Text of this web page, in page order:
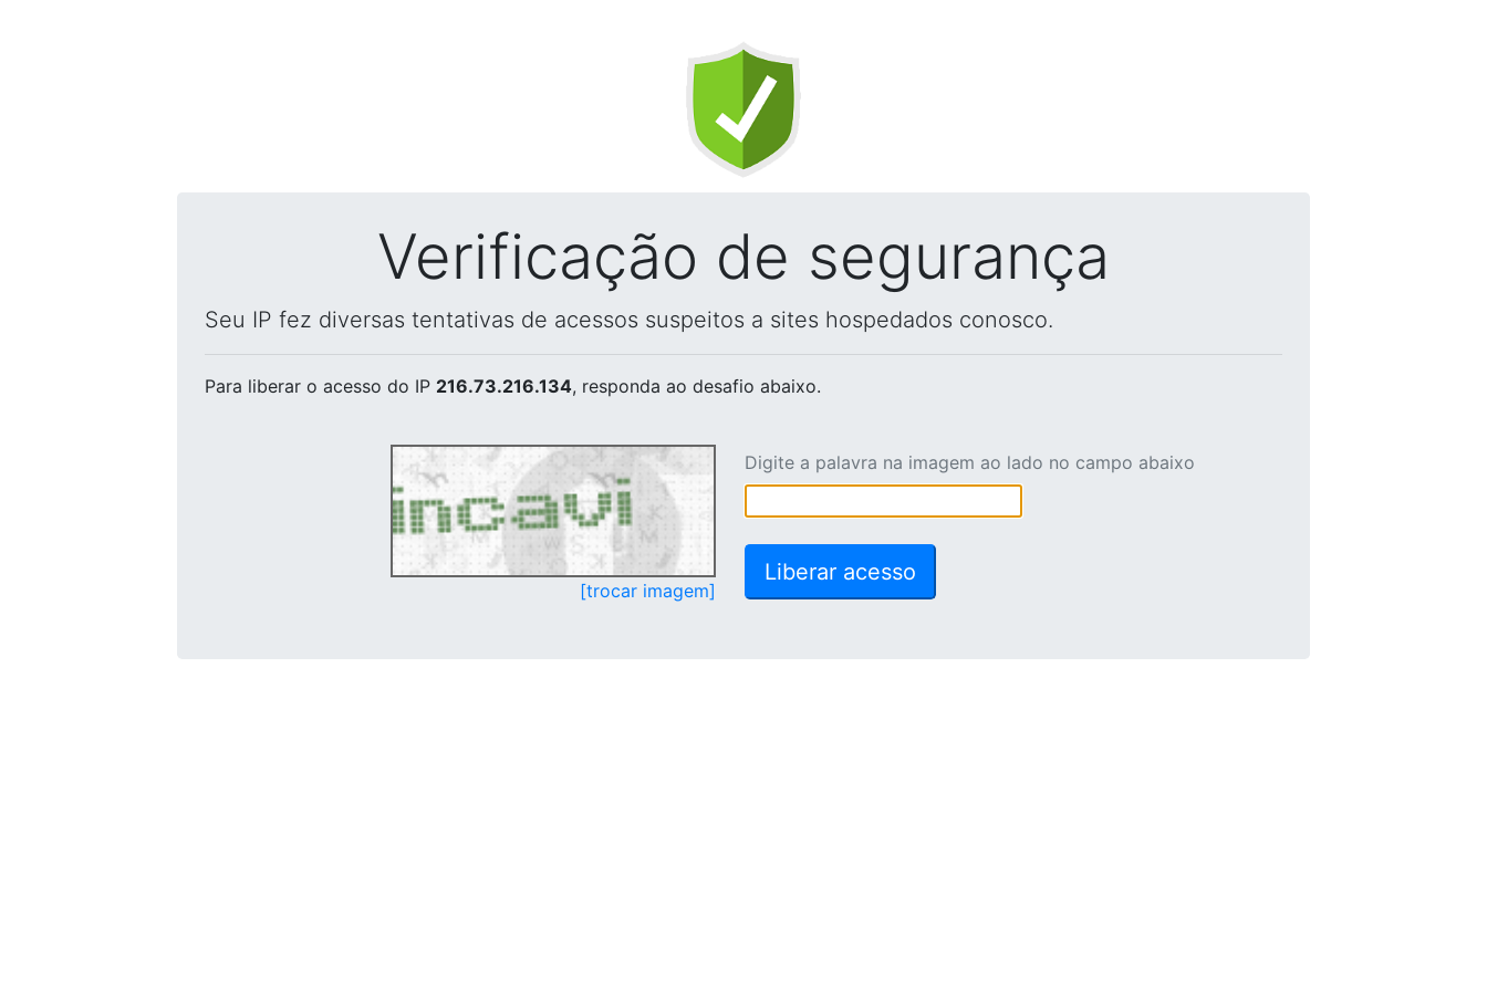
Verificação de segurança
Seu IP fez diversas tentativas de acessos suspeitos a sites hospedados conosco.
Para liberar o acesso do IP 216.73.216.134, responda ao desafio abaixo.
[trocar imagem]
Digite a palavra na imagem ao lado no campo abaixo